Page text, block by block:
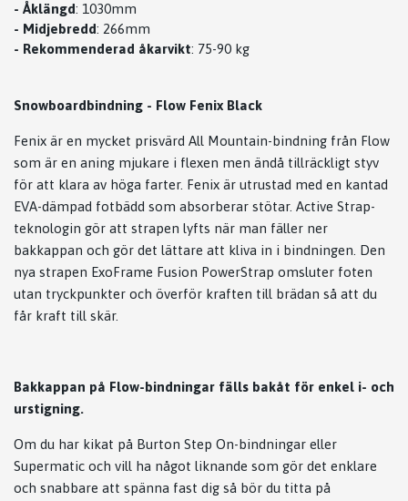
- Åklängd: 1030mm
- Midjebredd: 266mm
- Rekommenderad åkarvikt: 75-90 kg
Snowboardbindning - Flow Fenix Black
Fenix är en mycket prisvärd All Mountain-bindning från Flow
som är en aning mjukare i flexen men ändå tillräckligt styv
för att klara av höga farter. Fenix är utrustad med en kantad
EVA-dämpad fotbädd som absorberar stötar. Active Strap-
teknologin gör att strapen lyfts när man fäller ner
bakkappan och gör det lättare att kliva in i bindningen. Den
nya strapen ExoFrame Fusion PowerStrap omsluter foten
utan tryckpunkter och överför kraften till brädan så att du
får kraft till skär.
Bakkappan på Flow-bindningar fälls bakåt för enkel i- och
urstigning.
Om du har kikat på Burton Step On-bindningar eller
Supermatic och vill ha något liknande som gör det enklare
och snabbare att spänna fast dig så bör du titta på